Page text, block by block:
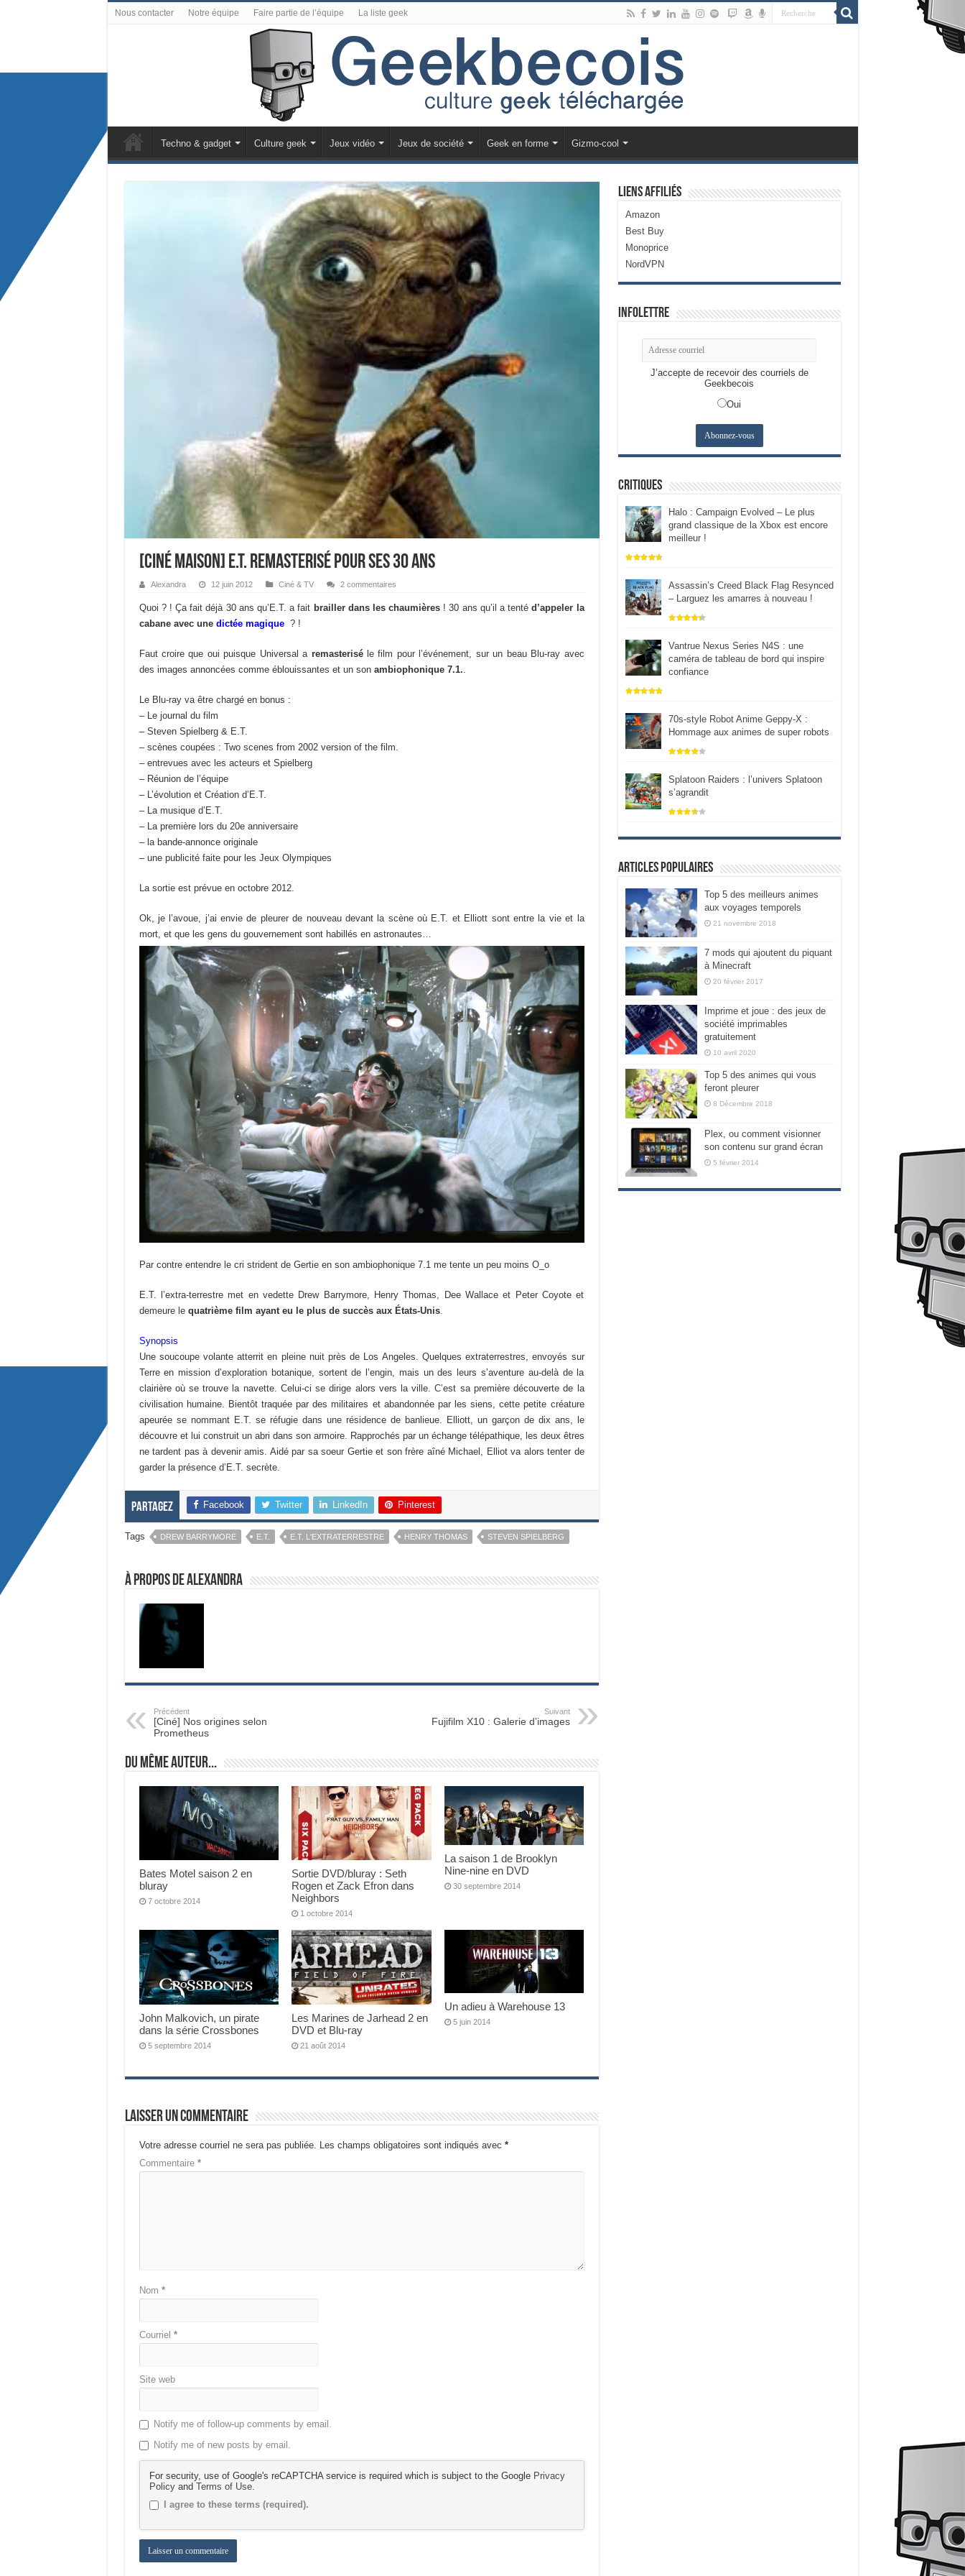
Nous contacter Notre équipe Faire partie de l’équipe La liste geek
Techno & gadget Culture geek Jeux vidéo Jeux de société Geek en forme Gizmo-cool
[Ciné maison] E.T. remasterisé pour ses 30 ans
Alexandra 12 juin 2012 Ciné & TV 2 commentaires
Quoi ? ! Ça fait déjà 30 ans qu’E.T. a fait brailler dans les chaumières ! 30 ans qu’il a tentéd’appeler la
cabane avec une dictée magique ? !
Faut croire que oui puisque Universal a remasterisé le film pour l’événement, sur un beau Blu-ray avec
des images annoncées comme éblouissantes et un son ambiophonique 7.1.
Le Blu-ray va être chargé en bonus :
– Le journal du film
– Steven Spielberg & E.T.
– scènes coupées : Two scenes from 2002 version of the film.
– entrevues avec les acteurs et Spielberg
– Réunion de l’équipe
– L’évolution et Création d’E.T.
– La musique d’E.T.
– La première lors du 20e anniversaire
– la bande-annonce originale
– une publicité faite pour les Jeux Olympiques
La sortie est prévue en octobre 2012.
Ok, je l’avoue, j’ai envie de pleurer de nouveau devant la scène où E.T. et Elliott sont entre la vie et la
mort, et que les gens du gouvernement sont habillés en astronautes…
Par contre entendre le cri strident de Gertie en son ambiophonique 7.1 me tente un peu moins O_o
E.T. l’extra-terrestre met en vedette Drew Barrymore, Henry Thomas, Dee Wallace et Peter Coyote et
demeure le quatrième film ayant eu le plus de succès aux États-Unis.
Synopsis
Une soucoupe volante atterrit en pleine nuit près de Los Angeles. Quelques extraterrestres, envoyés sur
Terre en mission d’exploration botanique, sortent de l’engin, mais un des leurs s’aventure au-delà de la
clairière où se trouve la navette. Celui-ci se dirige alors vers la ville. C’est sa première découverte de la
civilisation humaine. Bientôt traquée par des militaires et abandonnée par les siens, cette petite créature
apeurée se nommant E.T. se réfugie dans une résidence de banlieue. Elliott, un garçon de dix ans, le
découvre et lui construit un abri dans son armoire. Rapprochés par un échange télépathique, les deux êtres
ne tardent pas à devenir amis. Aidé par sa soeur Gertie et son frère aîné Michael, Elliot va alors tenter de
garder la présence d’E.T. secrète.
Partagez Facebook Twitter LinkedIn Pinterest
Tags DREW BARRYMORE E.T. E.T. L'EXTRATERRESTRE HENRY THOMAS STEVEN SPIELBERG
À propos de Alexandra
Précédent
[Ciné] Nos origines selon
Prometheus
Suivant
Fujifilm X10 : Galerie d’images
Du même auteur...
Bates Motel saison 2 en
bluray
7 octobre 2014
Sortie DVD/bluray : Seth
Rogen et Zack Efron dans
Neighbors
1 octobre 2014
La saison 1 de Brooklyn
Nine-nine en DVD
30 septembre 2014
John Malkovich, un pirate
dans la série Crossbones
5 septembre 2014
Les Marines de Jarhead 2 en
DVD et Blu-ray
21 août 2014
Un adieu à Warehouse 13
5 juin 2014
Laisser un commentaire
Votre adresse courriel ne sera pas publiée. Les champs obligatoires sont indiqués avec *
Commentaire *
Nom *
Courriel *
Site web
Notify me of follow-up comments by email.
Notify me of new posts by email.
For security, use of Google's reCAPTCHA service is required which is subject to the Google Privacy
Policyand Terms of Use.
I agree to these terms (required).
Liens Affiliés
Amazon
Best Buy
Monoprice
NordVPN
Infolettre
J’accepte de recevoir des courriels de
Geekbecois
Oui
Critiques
Halo : Campaign Evolved – Le plus
grand classique de la Xbox est encore
meilleur !
Assassin’s Creed Black Flag Resynced
– Larguez les amarres à nouveau !
Vantrue Nexus Series N4S : une
caméra de tableau de bord qui inspire
confiance
70s-style Robot Anime Geppy-X :
Hommage aux animes de super robots
Splatoon Raiders : l’univers Splatoon
s’agrandit
Articles populaires
Top 5 des meilleurs animes
aux voyages temporels
21 novembre 2018
7 mods qui ajoutent du piquant
à Minecraft
20 février 2017
Imprime et joue : des jeux de
société imprimables
gratuitement
10 avril 2020
Top 5 des animes qui vous
feront pleurer
8 Décembre 2018
Plex, ou comment visionner
son contenu sur grand écran
5 février 2014